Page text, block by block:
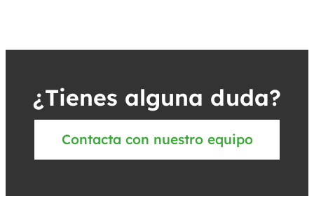
¿Tienes alguna duda?
Contacta con nuestro equipo